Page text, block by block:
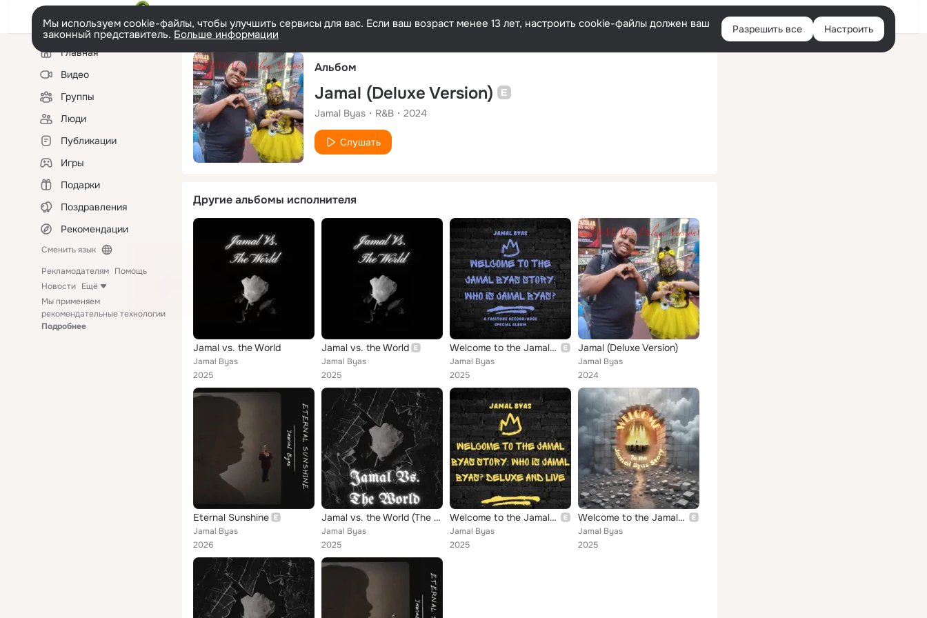
Русский Войти
Мы используем cookie-файлы, чтобы улучшить сервисы для вас. Если ваш возраст менее 13 лет, настроить cookie-файлы должен ваш
законный представитель. Больше информации Разрешить все Настроить
Левая
колонкаГлавная
Видео
Группы
Люди
Публикации
Игры
Подарки
Поздравления
Рекомендации
Сменить язык
Рекламодателям Помощь
Новости Ещё
Мы применяем
рекомендательные технологии
Подробнее
Альбом
Jamal (Deluxe Version)
Jamal Byas R&B 2024
Слушать
Другие альбомы исполнителя
Jamal vs. the World
Jamal Byas
2025
Jamal vs. the World
Jamal Byas
2025
Welcome to the Jamal Byas Story (Who Is Jamal Byas)
Jamal Byas
2025
Jamal (Deluxe Version)
Jamal Byas
2024
Eternal Sunshine
Jamal Byas
2026
Jamal vs. the World (The Deluxe Album)
Jamal Byas
2025
Welcome to the Jamal Byas Story (Who Is Jamal Byas?) [Live] [Deluxe]
Jamal Byas
2025
Welcome to the Jamal Byas Story
Jamal Byas
2025